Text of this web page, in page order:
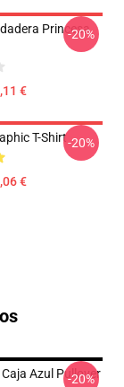
Princesa
€
-20%
T-Shirt
€
-20%
Azul Pullover
-20%